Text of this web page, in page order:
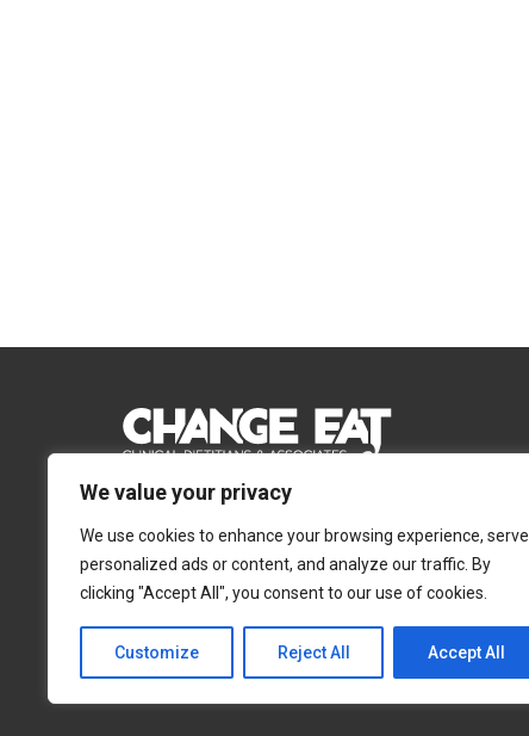
We value your privacy
We use cookies to enhance your browsing experience, serve
personalized ads or content, and analyze our traffic. By
clicking "Accept All", you consent to our use of cookies.
Customize Reject All Accept All
Email:Info@changeeat.com.cy
Telephone: 77 77 77 51
Αγίας Άννας 4, 2054,
Αγίας Φυλάξεως 32,